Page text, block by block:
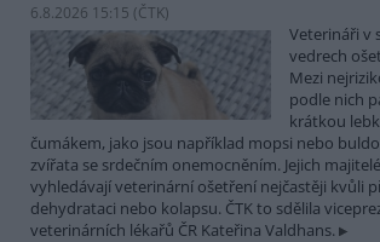
6.8.2026 15:15 (ČTK)
Veterináři v
vedrech
Mezi
podle nich
krátkou
čumákem, jako jsou například mopsi nebo
zvířata se srdečním onemocněním. Jejich
vyhledávají veterinární ošetření nejčastěji kvůli
dehydrataci nebo kolapsu. ČTK to sdělila
veterinárních lékařů ČR Kateřina Valdhans.